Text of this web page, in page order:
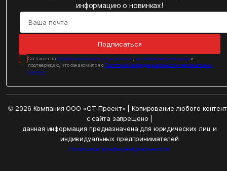
информацию о новинках!
Подписаться
Cогласен на обработку персональных данных, на получение рассылоки
подтверждаю, что ознакомился с Политикой конфиденциальности персональных
данных
© 2026 Компания ООО «СТ-Проект» | Копирование любого
с сайта запрещено |
данная информация предназначена для юридических лиц и
индивидуальных предпринимателей
Политика конфиденциальности